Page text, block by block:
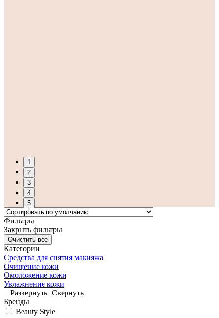
1
2
3
4
5
Фильтры
Закрыть фильтры
Категории
Средства для снятия макияжа
Очищение кожи
Омоложение кожи
Увлажнение кожи
+ Развернуть- Свернуть
Бренды
Beauty Style